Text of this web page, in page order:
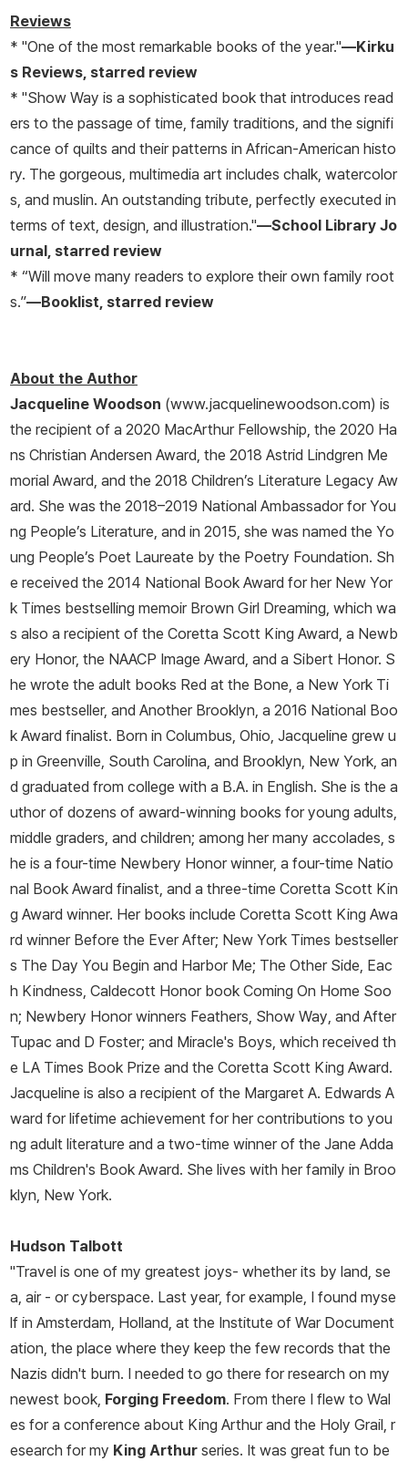
Reviews
* "One of the most remarkable books of the year."—Kirku
s Reviews, starred review
* "Show Way is a sophisticated book that introduces read
ers to the passage of time, family traditions, and the signifi
cance of quilts and their patterns in African-American histo
ry. The gorgeous, multimedia art includes chalk, watercolor
s, and muslin. An outstanding tribute, perfectly executed in
terms of text, design, and illustration."—School Library Jo
urnal, starred review
* “Will move many readers to explore their own family root
s.”—Booklist, starred review
About the Author
Jacqueline Woodson (www.jacquelinewoodson.com) is
the recipient of a 2020 MacArthur Fellowship, the 2020 Ha
ns Christian Andersen Award, the 2018 Astrid Lindgren Me
morial Award, and the 2018 Children’s Literature Legacy Aw
ard. She was the 2018–2019 National Ambassador for You
ng People’s Literature, and in 2015, she was named the Yo
ung People’s Poet Laureate by the Poetry Foundation. Sh
e received the 2014 National Book Award for her New Yor
k Times bestselling memoir Brown Girl Dreaming, which wa
s also a recipient of the Coretta Scott King Award, a Newb
ery Honor, the NAACP Image Award, and a Sibert Honor. S
he wrote the adult books Red at the Bone, a New York Ti
mes bestseller, and Another Brooklyn, a 2016 National Boo
k Award finalist. Born in Columbus, Ohio, Jacqueline grew u
p in Greenville, South Carolina, and Brooklyn, New York, an
d graduated from college with a B.A. in English. She is the a
uthor of dozens of award-winning books for young adults,
middle graders, and children; among her many accolades, s
he is a four-time Newbery Honor winner, a four-time Natio
nal Book Award finalist, and a three-time Coretta Scott Kin
g Award winner. Her books include Coretta Scott King Awa
rd winner Before the Ever After; New York Times bestseller
s The Day You Begin and Harbor Me; The Other Side, Eac
h Kindness, Caldecott Honor book Coming On Home Soo
n; Newbery Honor winners Feathers, Show Way, and After
Tupac and D Foster; and Miracle's Boys, which received th
e LA Times Book Prize and the Coretta Scott King Award.
Jacqueline is also a recipient of the Margaret A. Edwards A
ward for lifetime achievement for her contributions to you
ng adult literature and a two-time winner of the Jane Adda
ms Children's Book Award. She lives with her family in Broo
klyn, New York.
Hudson Talbott
"Travel is one of my greatest joys- whether its by land, se
a, air - or cyberspace. Last year, for example, I found myse
lf in Amsterdam, Holland, at the Institute of War Document
ation, the place where they keep the few records that the
Nazis didn't burn. I needed to go there for research on my
newest book, Forging Freedom. From there I flew to Wal
es for a conference about King Arthur and the Holy Grail, r
esearch for my King Arthur series. It was great fun to be